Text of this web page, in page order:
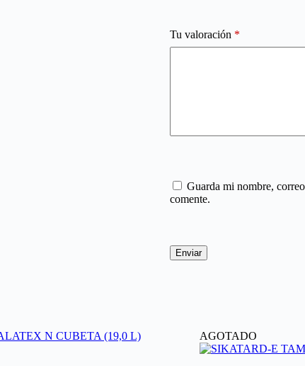
Tu valoración *
Guarda mi nombre,
comente.
Enviar
AGOTADO